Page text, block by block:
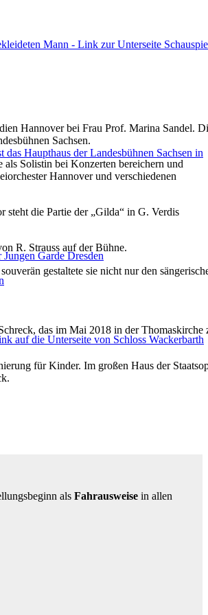
als Fahrausweise in allen
Hannover bei Frau Prof. Marina Sandel.
Sachsen.
Solistin bei Konzerten bereichern und
Hannover und verschiedenen
steht die Partie der „Gilda“ in G. Verdis
R. Strauss auf der Bühne.
gestaltete sie nicht nur den
das im Mai 2018 in der Thomaskirche
für Kinder. Im großen Haus der